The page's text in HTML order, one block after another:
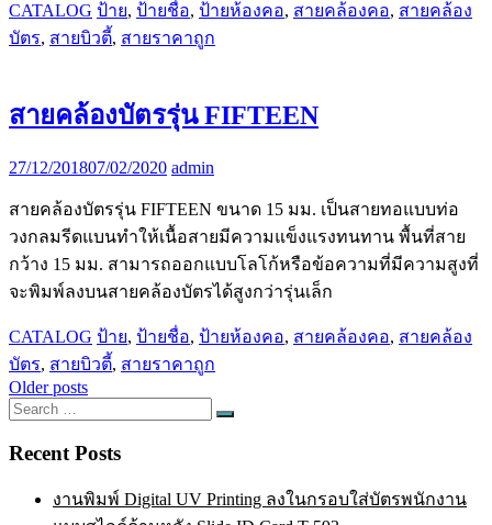
CATALOG ป้าย, ป้ายชื่อ, ป้ายห้องคอ, สายคล้องคอ, สายคล้อง
บัตร, สายบิวตี้, สายราคาถูก
สายคล้องบัตรรุ่น FIFTEEN
27/12/201807/02/2020 admin
สายคล้องบัตรรุ่น FIFTEEN ขนาด 15 มม. เป็นสายทอแบบท่อ
วงกลมรีดแบนทำให้เนื้อสายมีความแข็งแรงทนทาน พื้นที่สาย
กว้าง 15 มม. สามารถออกแบบโลโก้หรือข้อความที่มีความสูงที่
จะพิมพ์ลงบนสายคล้องบัตรได้สูงกว่ารุ่นเล็ก
CATALOG ป้าย, ป้ายชื่อ, ป้ายห้องคอ, สายคล้องคอ, สายคล้อง
บัตร, สายบิวตี้, สายราคาถูก
Posts
navigation
Older posts
Search
for:
Search
Recent Posts
งานพิมพ์ Digital UV Printing ลงในกรอบใส่บัตรพนักงาน